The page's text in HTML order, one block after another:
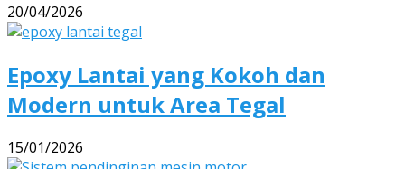
20/04/2026
Epoxy Lantai yang Kokoh dan
Modern untuk Area Tegal
15/01/2026